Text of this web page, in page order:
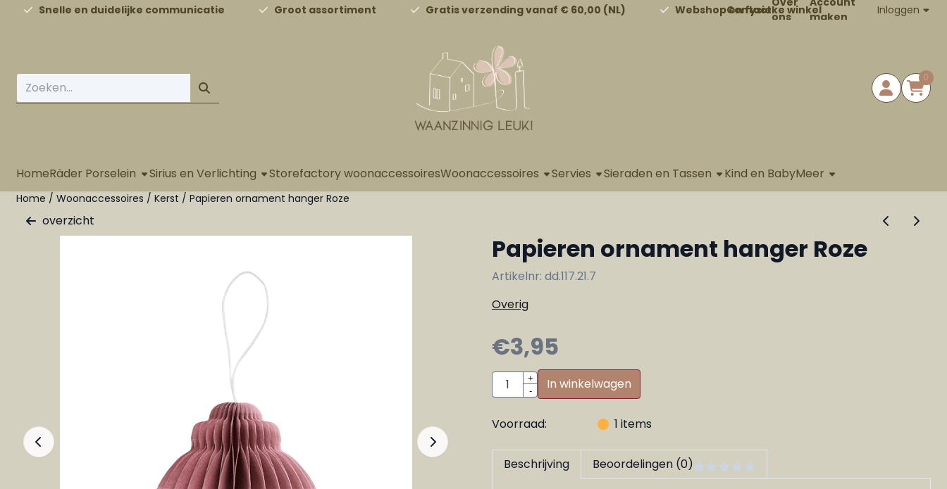
Cookievoorkeuren zijn beschikbaar. Kies instellingen of sta alle cookies toe.
Snelle en duidelijke communicatie Groot assortiment Gratis verzending vanaf € 60,00 (NL) Webshop en fysieke winkel
Contact
ons
maken
Inloggen
Zoeken 0
HomeRäder Porselein Sirius en Verlichting Storefactory woonaccessoiresWoonaccessoires Servies Sieraden en Tassen Kind en BabyMeer
Home / Woonaccessoires / Kerst / Papieren ornament hanger Roze
overzicht
Papieren ornament hanger Roze
Artikelnr: dd.117.21.7
Overig
€3,95
Aantal
+
-
In winkelwagen
Voorraad: 1 items
Beschrijving Beoordelingen (0)